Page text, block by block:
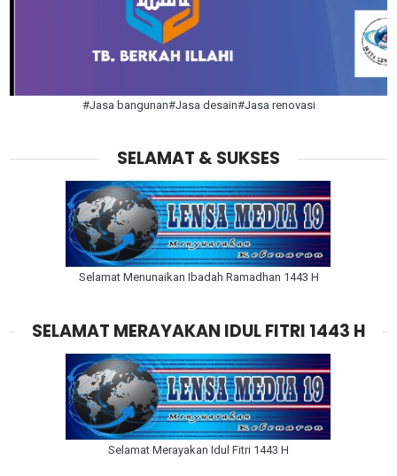
#Jasa bangunan#Jasa desain#Jasa renovasi
SELAMAT & SUKSES
Selamat Menunaikan Ibadah Ramadhan 1443 H
SELAMAT MERAYAKAN IDUL FITRI 1443 H
Selamat Merayakan Idul Fitri 1443 H